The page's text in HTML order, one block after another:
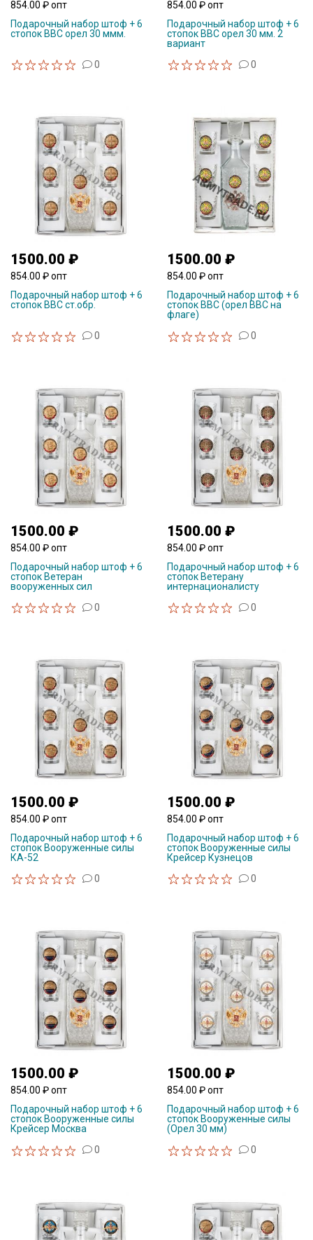
854.00 ₽ опт
Подарочный набор штоф + 6
стопок ВВС орел 30 ммм.
0
854.00 ₽ опт
Подарочный набор штоф + 6
стопок ВВС орел 30 мм. 2
вариант
0
1500.00 ₽
854.00 ₽ опт
Подарочный набор штоф + 6
стопок ВВС ст.обр.
0
1500.00 ₽
854.00 ₽ опт
Подарочный набор штоф + 6
стопок ВВС (орел ВВС на
флаге)
0
1500.00 ₽
854.00 ₽ опт
Подарочный набор штоф + 6
стопок Ветеран
вооруженных сил
0
1500.00 ₽
854.00 ₽ опт
Подарочный набор штоф + 6
стопок Ветерану
интернационалисту
0
1500.00 ₽
854.00 ₽ опт
Подарочный набор штоф + 6
стопок Вооруженные силы
КА-52
0
1500.00 ₽
854.00 ₽ опт
Подарочный набор штоф + 6
стопок Вооруженные силы
Крейсер Кузнецов
0
1500.00 ₽
854.00 ₽ опт
Подарочный набор штоф + 6
стопок Вооруженные силы
Крейсер Москва
0
1500.00 ₽
854.00 ₽ опт
Подарочный набор штоф + 6
стопок Вооруженные силы
(Орел 30 мм)
0